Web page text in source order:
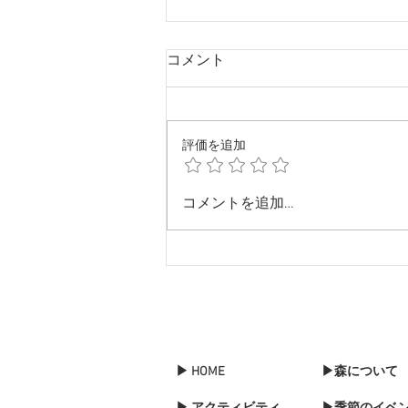
20251214 本格的に冬突入で
すね
コメント
評価を追加
コメントを追加…
▶ HOME ▶森について